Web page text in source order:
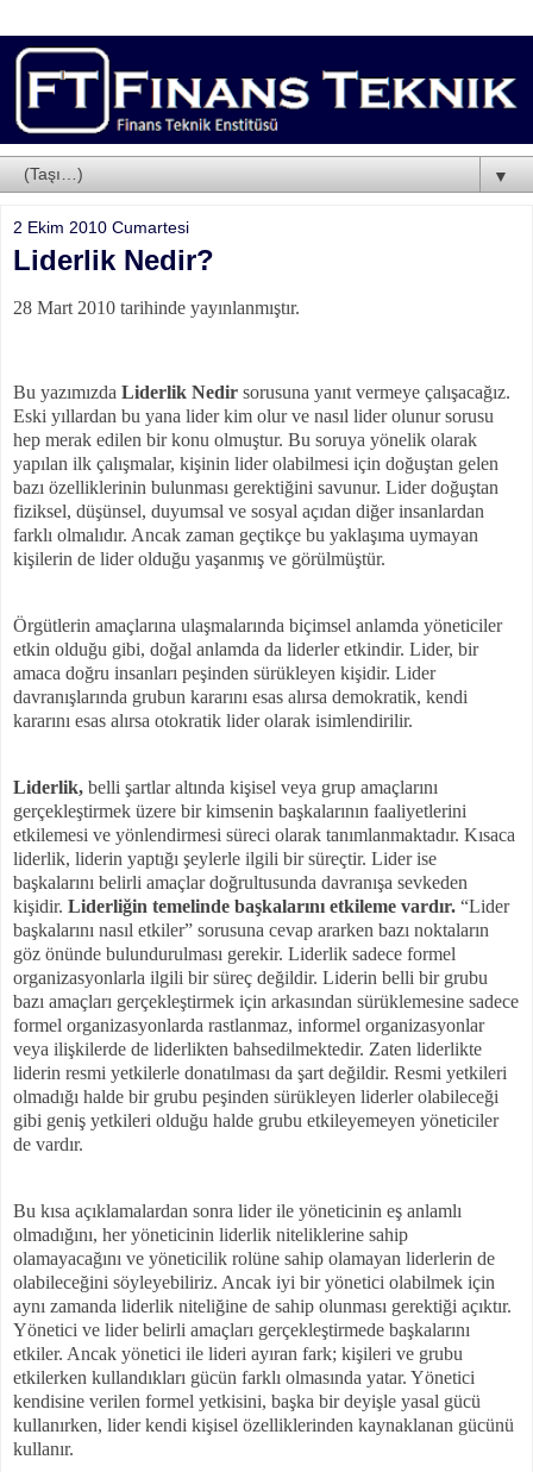
▼
2 Ekim 2010 Cumartesi
Liderlik Nedir?
28 Mart 2010 tarihinde yayınlanmıştır.
Bu yazımızda Liderlik Nedir sorusuna yanıt vermeye çalışacağız.
Eski yıllardan bu yana lider kim olur ve nasıl lider olunur sorusu
hep merak edilen bir konu olmuştur. Bu soruya yönelik olarak
yapılan ilk çalışmalar, kişinin lider olabilmesi için doğuştan gelen
bazı özelliklerinin bulunması gerektiğini savunur. Lider doğuştan
fiziksel, düşünsel, duyumsal ve sosyal açıdan diğer insanlardan
farklı olmalıdır. Ancak zaman geçtikçe bu yaklaşıma uymayan
kişilerin de lider olduğu yaşanmış ve görülmüştür.
Örgütlerin amaçlarına ulaşmalarında biçimsel anlamda yöneticiler
etkin olduğu gibi, doğal anlamda da liderler etkindir. Lider, bir
amaca doğru insanları peşinden sürükleyen kişidir. Lider
davranışlarında grubun kararını esas alırsa demokratik, kendi
kararını esas alırsa otokratik lider olarak isimlendirilir.
Liderlik, belli şartlar altında kişisel veya grup amaçlarını
gerçekleştirmek üzere bir kimsenin başkalarının faaliyetlerini
etkilemesi ve yönlendirmesi süreci olarak tanımlanmaktadır. Kısaca
liderlik, liderin yaptığı şeylerle ilgili bir süreçtir. Lider ise
başkalarını belirli amaçlar doğrultusunda davranışa sevkeden
kişidir. Liderliğin temelinde başkalarını etkileme vardır. “Lider
başkalarını nasıl etkiler” sorusuna cevap ararken bazı noktaların
göz önünde bulundurulması gerekir. Liderlik sadece formel
organizasyonlarla ilgili bir süreç değildir. Liderin belli bir grubu
bazı amaçları gerçekleştirmek için arkasından sürüklemesine sadece
formel organizasyonlarda rastlanmaz, informel organizasyonlar
veya ilişkilerde de liderlikten bahsedilmektedir. Zaten liderlikte
liderin resmi yetkilerle donatılması da şart değildir. Resmi yetkileri
olmadığı halde bir grubu peşinden sürükleyen liderler olabileceği
gibi geniş yetkileri olduğu halde grubu etkileyemeyen yöneticiler
de vardır.
Bu kısa açıklamalardan sonra lider ile yöneticinin eş anlamlı
olmadığını, her yöneticinin liderlik niteliklerine sahip
olamayacağını ve yöneticilik rolüne sahip olamayan liderlerin de
olabileceğini söyleyebiliriz. Ancak iyi bir yönetici olabilmek için
aynı zamanda liderlik niteliğine de sahip olunması gerektiği açıktır.
Yönetici ve lider belirli amaçları gerçekleştirmede başkalarını
etkiler. Ancak yönetici ile lideri ayıran fark; kişileri ve grubu
etkilerken kullandıkları gücün farklı olmasında yatar. Yönetici
kendisine verilen formel yetkisini, başka bir deyişle yasal gücü
kullanırken, lider kendi kişisel özelliklerinden kaynaklanan gücünü
kullanır.